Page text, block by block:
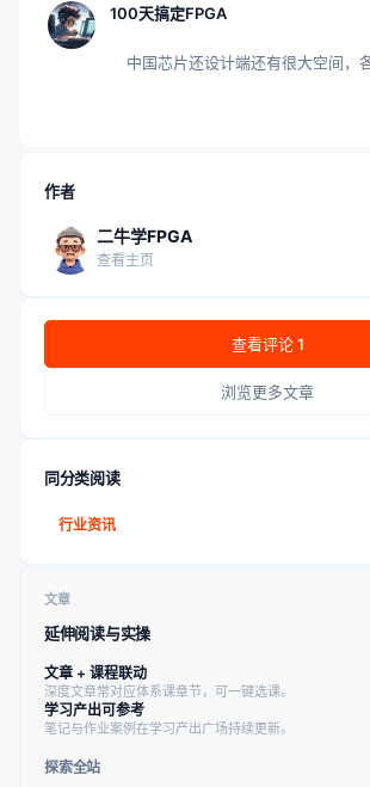
100天搞定FPGA
中国芯片还设计端还有很大空间，
作者
二牛学FPGA
查看主页
查看评论 1
浏览更多文章
同分类阅读
行业资讯
文章
延伸阅读与实操
文章 + 课程联动
深度文章常对应体系课章节，可一键选课。
学习产出可参考
笔记与作业案例在学习产出广场持续更新。
探索全站